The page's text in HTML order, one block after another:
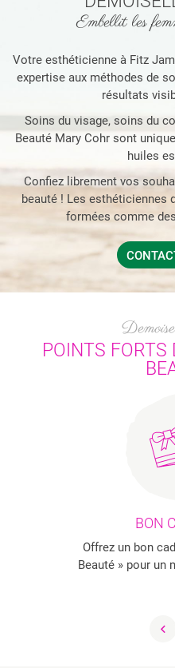
GALERIE
CONTACT
Embellit les
Votre esthéticienne à Fitz
expertise aux méthodes de
résultats
Soins du visage, soins du
Beauté Mary Cohr sont
huiles
Confiez librement vos
beauté ! Les esthéticiennes
formées comme
POINTS FORTS
BON
Offrez un bon
Beauté » pour un